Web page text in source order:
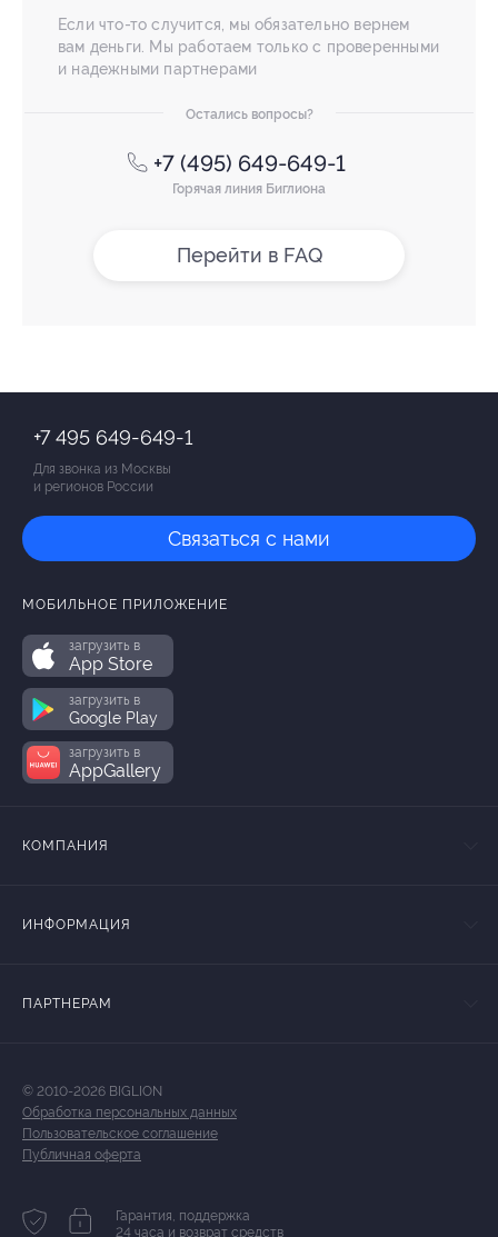
Если что-то случится, мы обязательно вернем
вам деньги. Мы работаем только с проверенными
и надежными партнерами
Остались вопросы?
+7 (495) 649-649-1
Горячая линия Биглиона
Перейти в FAQ
+7 495 649-649-1
Для звонка из Москвы
и регионов России
Связаться с нами
МОБИЛЬНОЕ ПРИЛОЖЕНИЕ
загрузить в
App Store
загрузить в
Google Play
загрузить в
AppGallery
КОМПАНИЯ
ИНФОРМАЦИЯ
ПАРТНЕРАМ
© 2010-2026 BIGLION
Обработка персональных данных
Пользовательское соглашение
Публичная оферта
Гарантия, поддержка
24 часа и возврат средств